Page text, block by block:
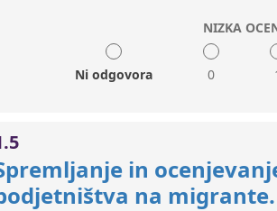
Ni odgovora
NIZKA
0
in
na migrante.